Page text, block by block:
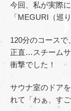
今回、私が実際
「MEGURI（巡
120分のコースで
正直…スチーム
衝撃でした！
サウナ室のドア
れて「わぁ、す